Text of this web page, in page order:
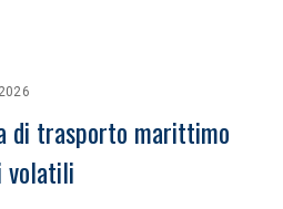
di trasporto marittimo
volatili